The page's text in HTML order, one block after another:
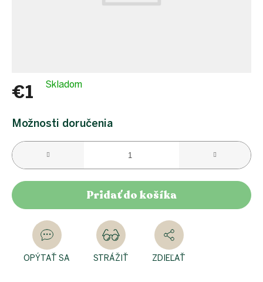
Ekodrogéria
Darčeky
kancelária
Vianoce
Vianoce
pre
Náš
výber
Prihlásenie
€1
cena:
Skladom
Možnosti doručenia
Pridať do košíka
OPÝTAŤ SA STRÁŽIŤ ZDIEĽAŤ